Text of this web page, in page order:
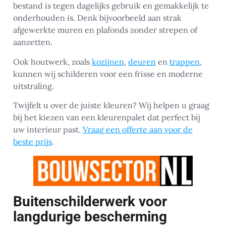
bestand is tegen dagelijks gebruik en gemakkelijk te
onderhouden is. Denk bijvoorbeeld aan strak
afgewerkte muren en plafonds zonder strepen of
aanzetten.
Ook houtwerk, zoals kozijnen, deuren en trappen,
kunnen wij schilderen voor een frisse en moderne
uitstraling.
Twijfelt u over de juiste kleuren? Wij helpen u graag
bij het kiezen van een kleurenpalet dat perfect bij
uw interieur past. Vraag een offerte aan voor de
beste prijs.
Buitenschilderwerk voor
langdurige bescherming